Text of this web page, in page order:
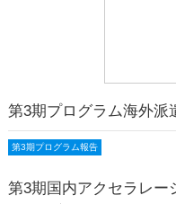
第3期プログラム海外派
第3期プログラム報告
第3期国内アクセラレー